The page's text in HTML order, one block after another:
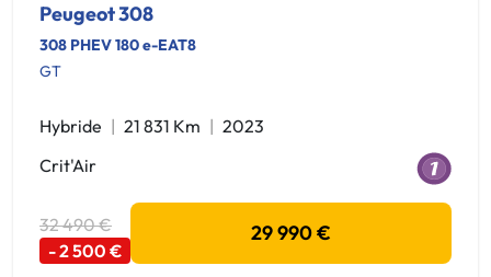
Peugeot 308
308 PHEV 180 e-EAT8
GT
Hybride 21 831 Km
2023
Crit'Air
32 490 €
- 2 500 €
29 990 €